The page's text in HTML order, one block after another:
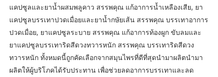
แคปซูลและยาน้ำผสมพลูคาว สรรพคุณ แก้อาการน้ำเหลืองเสีย, ยา
แคปซูลบรรเทาปวดเมื่อยและยาน้ำกษัยเส้น สรรพคุณ บรรเทาอาการ
ปวดเมื่อย, ยาแคปซูลระบาย สรรพคุณ แก้อาการท้องผูก ขับลมและ
ยาแคปซูลบรรเทาริดสีดวงทวารหนัก สรรพคุณ บรรเทาริดสีดวง
ทวารหนัก ทั้งหมดนี้ถูกคัดเลือกจากสมุนไพรที่ดีที่สุดนำมาผลิตนำมา
ผลิตให้ผู้บริโภคได้รับประทาน เพื่อช่วยลดอาการบรรเทาและลด